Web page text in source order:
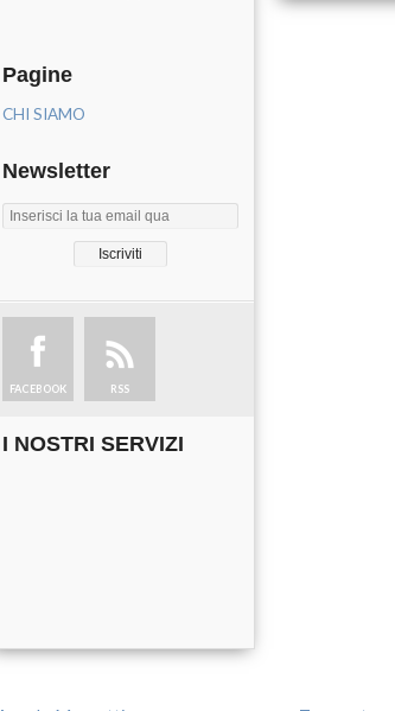
Pagine
CHI SIAMO
Newsletter
FACEBOOK RSS
I NOSTRI SERVIZI